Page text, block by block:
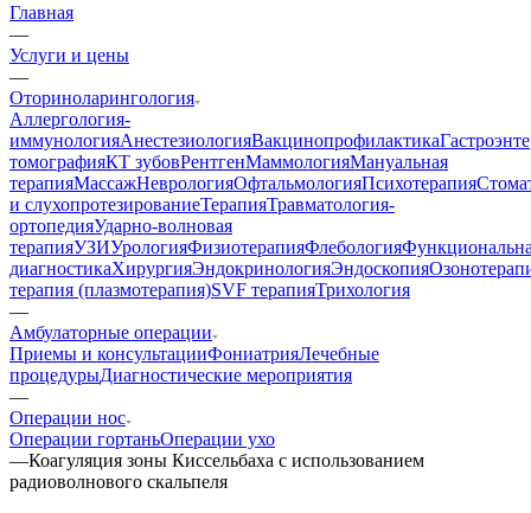
Главная
—
Услуги и цены
—
Оториноларингология
Аллергология-
иммунологияАнестезиологияВакцинопрофилактика
томографияКТ зубовРентгенМаммологияМануальная
терапияМассажНеврологияОфтальмологияПсихотерапия
и слухопротезированиеТерапияТравматология-
ортопедияУдарно-волновая
терапияУЗИУрологияФизиотерапияФлебология
диагностикаХирургияЭндокринологияЭндоскопия
терапия (плазмотерапия)SVF терапияТрихология
—
Амбулаторные операции
Приемы и консультацииФониатрияЛечебные
процедурыДиагностические мероприятия
—
Операции нос
Операции гортаньОперации ухо
—Коагуляция зоны Киссельбаха с использованием
радиоволнового скальпеля